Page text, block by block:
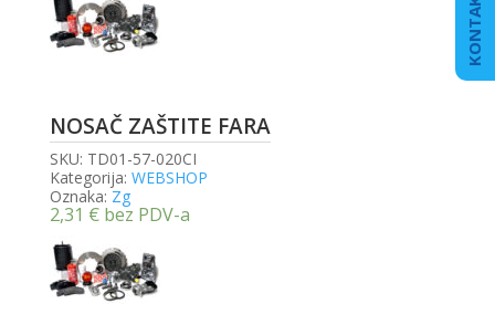
NOSAČ ZAŠTITE FARA
SKU: TD01-57-020CI
Kategorija: WEBSHOP
Oznaka: Zg
2,31 € bez PDV-a